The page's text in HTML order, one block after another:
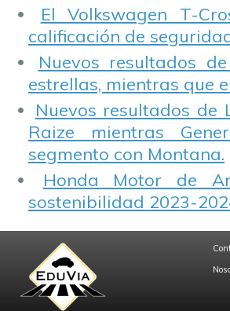
El Volkswagen T-
calificación de
Nuevos resultados
estrellas, mientras que
Nuevos resultados de
Raize mientras
segmento con Montana.
Honda Motor de
sostenibilidad 2023-